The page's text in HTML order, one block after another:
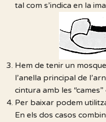
tal com s’indica en la
Hem de tenir un
l’anella principal de
cintura amb les “cames”
Per baixar podem
En els dos casos